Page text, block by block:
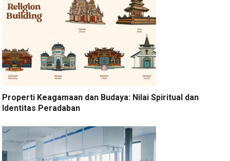
Properti Keagamaan dan Budaya: Nilai Spiritual dan
Identitas Peradaban